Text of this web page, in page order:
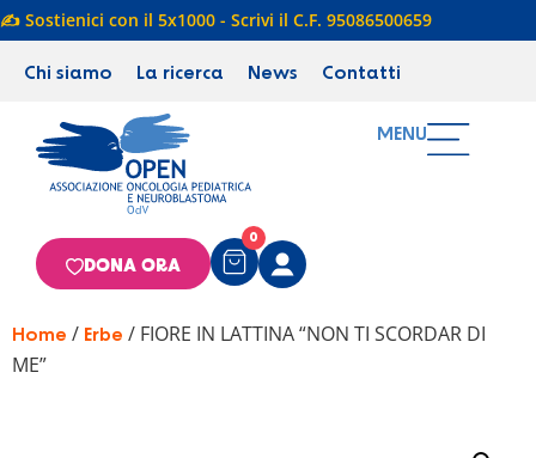
✍️ Sostienici con il 5x1000 - Scrivi il C.F. 95086500659
Chi siamo La ricerca News Contatti
MENU
0
DONA ORA
Home / Erbe / FIORE IN LATTINA “NON TI SCORDAR DI
ME”